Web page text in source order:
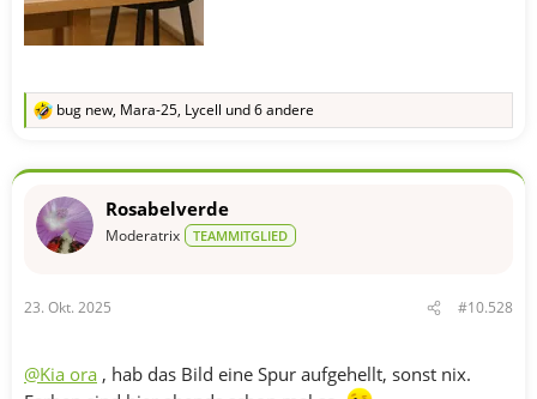
R
k
o
:
bug new, Mara-25, Lycell und 6 andere
Rosabelverde
Moderatrix TEAMMITGLIED
23. Okt. 2025 #10.528
@Kia ora , hab das Bild eine Spur aufgehellt, sonst nix.